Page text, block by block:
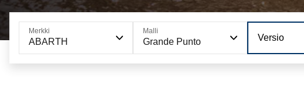
Merkki
ABARTH
Malli
Grande Punto Versio